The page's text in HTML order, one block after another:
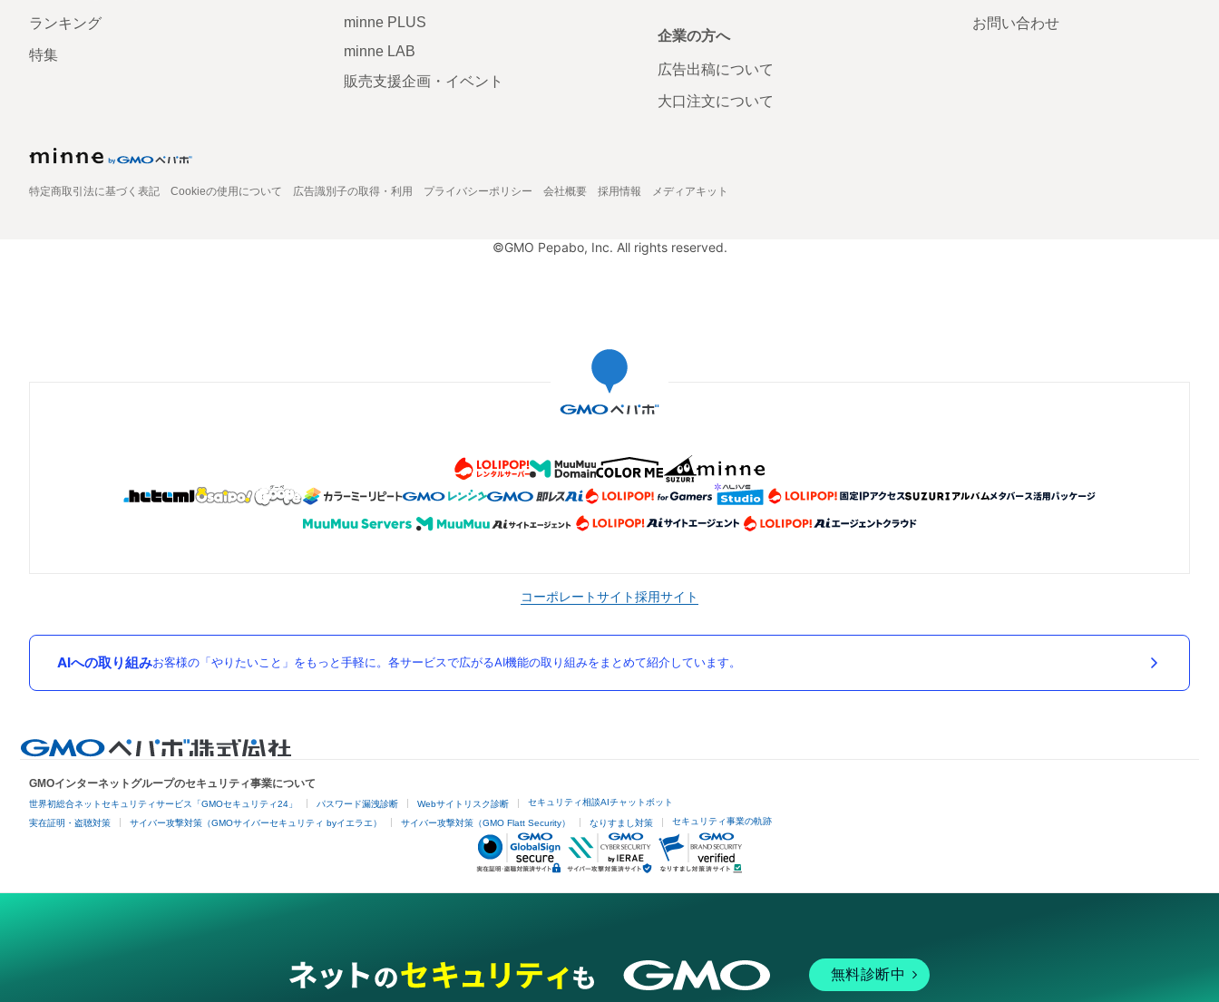
ランキング
特集
minne PLUS
minne LAB
販売支援企画・イベント
企業の方へ
広告出稿について
大口注文について
お問い合わせ
特定商取引法に基づく表記 Cookieの使用について 広告識別子の取得・利用 プライバシーポリシー 会社概要 採用情報 メディアキット
©GMO Pepabo, Inc. All rights reserved.
コーポレートサイト採用サイト
AIへの取り組みお客様の「やりたいこと」をもっと手軽に。各サービスで広がるAI機能の取り組みをまとめて紹介しています。
GMOインターネットグループのセキュリティ事業について
世界初総合ネットセキュリティサービス「GMOセキュリティ24」 パスワード漏洩診断 Webサイトリスク診断 セキュリティ相談AIチャットボット
実在証明・盗聴対策 サイバー攻撃対策（GMOサイバーセキュリティ byイエラエ） サイバー攻撃対策（GMO Flatt Security） なりすまし対策 セキュリティ事業の軌跡
無料診断中